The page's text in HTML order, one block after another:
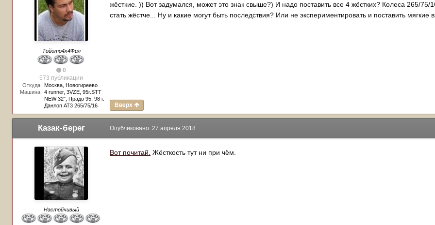
Тойото4х4Фил
0
573 публикации
Откуда: Москва, Новогиреево
Машина: 4 runner, 3VZE, 95г.STT
NEW 32", Прадо 95, 98 г.
Данлоп АТ3 265/75/16
жёсткие. )) Вот задумался, может это знак свыше?) И надо поставить все 4 жёстких? Колеса 265/
стать жёстче... Ну и какие могут быть последствия? Или не экспериментировать и поставить мягкие
Вверх
Казак-берег
Настойчивый
Опубликовано: 27 апреля 2018
Вот почитай. Жёсткость тут ни при чём.